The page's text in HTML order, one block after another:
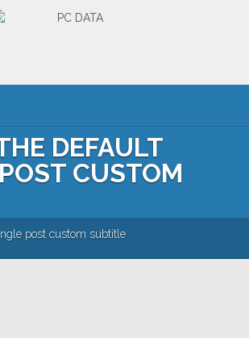
NOI SERVICII CLIENTI
CARIERA CONTACT
DEFAULT
CUSTOM
post custom subtitle